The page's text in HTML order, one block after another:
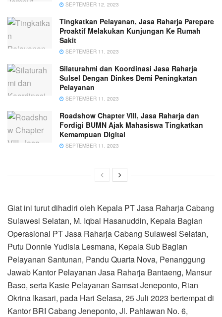
SEPTEMBER 12, 2023
Tingkatkan Pelayanan, Jasa Raharja Parepare
Proaktif Melakukan Kunjungan Ke Rumah
Sakit
SEPTEMBER 11, 2023
Silaturahmi dan Koordinasi Jasa Raharja
Sulsel Dengan Dinkes Demi Peningkatan
Pelayanan
SEPTEMBER 11, 2023
Roadshow Chapter VIII, Jasa Raharja dan
Fordigi BUMN Ajak Mahasiswa Tingkatkan
Kemampuan Digital
SEPTEMBER 11, 2023
Giat ini turut dihadiri oleh Kepala PT Jasa Raharja Cabang
Sulawesi Selatan, M. Iqbal Hasanuddin, Kepala Bagian
Operasional PT Jasa Raharja Cabang Sulawesi Selatan,
Putu Donnie Yudisia Lesmana, Kepala Sub Bagian
Pelayanan Santunan, Pandu Quarta Nova, Penanggung
Jawab Kantor Pelayanan Jasa Raharja Bantaeng, Mansur
Baso, serta Kasie Pelayanan Samsat Jeneponto, Rian
Okrina Ikasari, pada Hari Selasa, 25 Juli 2023 bertempat di
Kantor BRI Cabang Jeneponto, Jl. Pahlawan No. 6,